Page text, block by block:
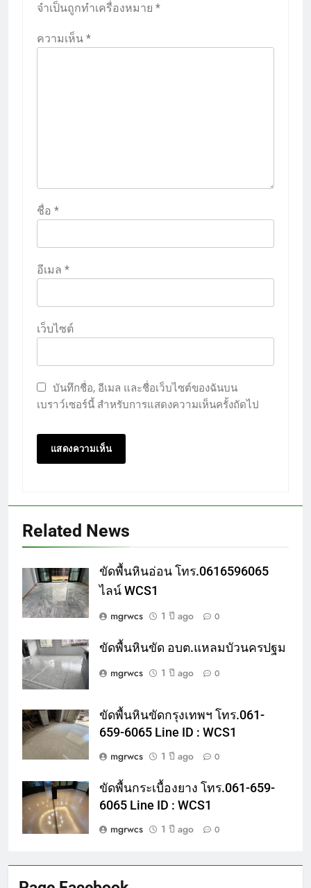
จำเป็นถูกทำเครื่องหมาย *
ความเห็น *
ชื่อ *
อีเมล *
เว็บไซต์
บันทึกชื่อ, อีเมล และชื่อเว็บไซต์ของฉันบน
เบราว์เซอร์นี้ สำหรับการแสดงความเห็นครั้งถัดไป
Related News
ขัดพื้นหินอ่อน โทร.0616596065
ไลน์ WCS1
mgrwcs
1 ปี ago 0
ขัดพื้นหินขัด อบต.แหลมบัวนครปฐม
mgrwcs
1 ปี ago 0
ขัดพื้นหินขัดกรุงเทพฯ โทร.061-
659-6065 Line ID : WCS1
mgrwcs
1 ปี ago 0
ขัดพื้นกระเบื้องยาง โทร.061-659-
6065 Line ID : WCS1
mgrwcs
1 ปี ago 0